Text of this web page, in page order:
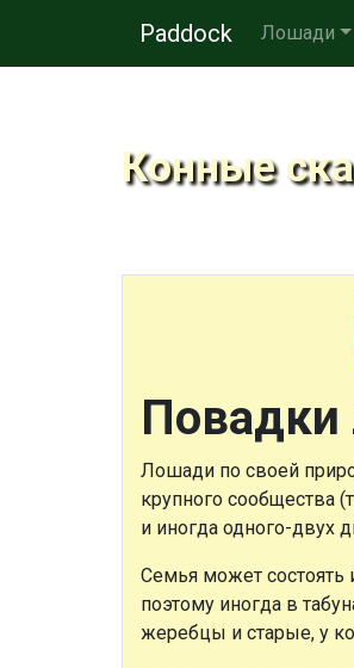
Paddock Лошади
Конные
Повадки
Лошади по своей
крупного сообщества
и иногда одного-двух
Семья может состоять
поэтому иногда в
жеребцы и старые, у